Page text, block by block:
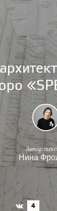
Автор
Нина
4